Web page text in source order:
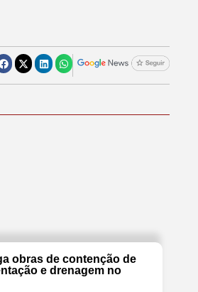
obras de contenção de
e drenagem no